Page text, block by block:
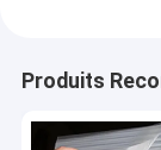
Produits